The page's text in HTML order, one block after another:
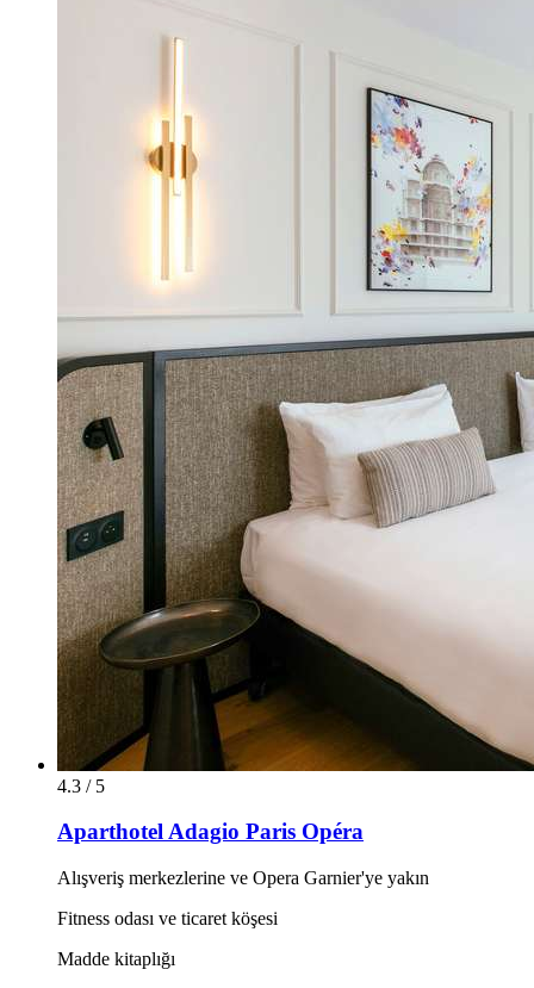
4.3 / 5
Aparthotel Adagio Paris Opéra
Alışveriş merkezlerine ve Opera Garnier'ye yakın
Fitness odası ve ticaret köşesi
Madde kitaplığı